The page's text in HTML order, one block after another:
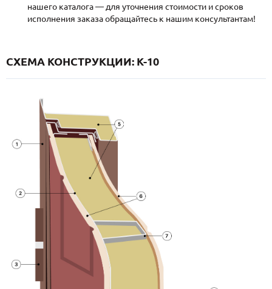
Записаться на замер
нашего каталога — для уточнения стоимости и сроков
исполнения заказа обращайтесь к нашим консультантам!
СХЕМА КОНСТРУКЦИИ: K-10